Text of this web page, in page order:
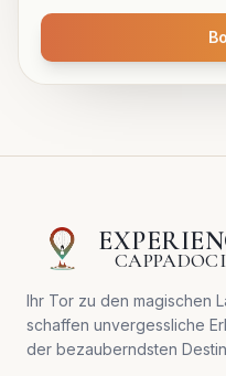
Ihr Tor zu den magischen
schaffen unvergessliche
der bezauberndsten